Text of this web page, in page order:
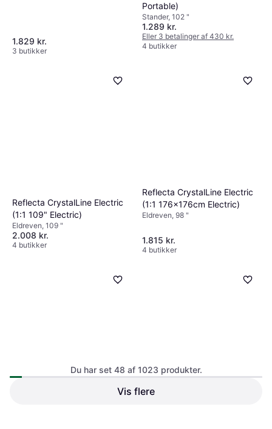
1.829 kr.
3 butikker
Portable)
Stander, 102 "
1.289 kr.
Eller 3 betalinger af 430 kr.
4 butikker
Reflecta CrystalLine Electric
(1:1 109" Electric)
Eldreven, 109 "
2.008 kr.
4 butikker
Reflecta CrystalLine Electric
(1:1 176x176cm Electric)
Eldreven, 98 "
1.815 kr.
4 butikker
Reflecta CrystalLine Rollo (1:1
Multibrackets M (1:1 112"
Du har set 48 af 1023 produkter.
Vis flere